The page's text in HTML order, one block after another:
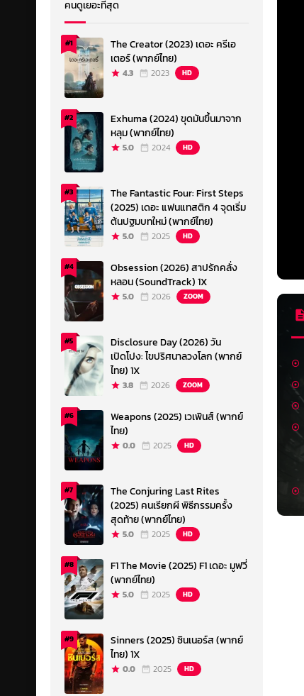
คนดูเยอะที่สุด
#1
The Creator (2023) เดอะ ครีเอ
เตอร์ (พากย์ไทย)
4.3 2023 HD
#2
Exhuma (2024) ขุดมันขึ้นมาจาก
หลุม (พากย์ไทย)
5.0 2024 HD
#3
The Fantastic Four: First Steps
(2025) เดอะ แฟนแทสติก 4 จุดเริ่ม
ต้นปฐมบทใหม่ (พากย์ไทย)
5.0 2025 HD
#4
Obsession (2026) สาปรักคลั่ง
หลอน (SoundTrack) 1X
5.0 2026 ZOOM
#5
Disclosure Day (2026) วัน
เปิดโปง: ไขปริศนาลวงโลก (พากย์
ไทย) 1X
3.8 2026 ZOOM
#6
Weapons (2025) เวเพินส์ (พากย์
ไทย)
0.0 2025 HD
#7
The Conjuring Last Rites
(2025) คนเรียกผี พิธีกรรมครั้ง
สุดท้าย (พากย์ไทย)
5.0 2025 HD
#8
F1 The Movie (2025) F1 เดอะ มูฟวี่
(พากย์ไทย)
5.0 2025 HD
#9
Sinners (2025) ซินเนอร์ส (พากย์
ไทย) 1X
0.0 2025 HD